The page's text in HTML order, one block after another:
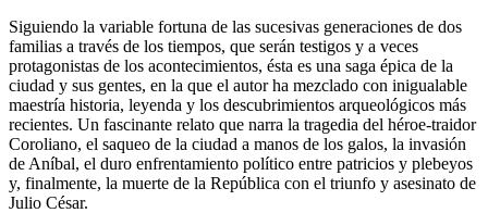
Siguiendo la variable fortuna de las sucesivas generaciones de dos
familias a través de los tiempos, que serán testigos y a veces
protagonistas de los acontecimientos, ésta es una saga épica de la
ciudad y sus gentes, en la que el autor ha mezclado con inigualable
maestría historia, leyenda y los descubrimientos arqueológicos más
recientes. Un fascinante relato que narra la tragedia del héroe-traidor
Coroliano, el saqueo de la ciudad a manos de los galos, la invasión
de Aníbal, el duro enfrentamiento político entre patricios y plebeyos
y, finalmente, la muerte de la República con el triunfo y asesinato de
Julio César.